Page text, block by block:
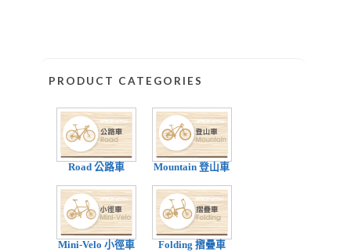
PRODUCT CATEGORIES
Road 公路車 Mountain 登山車
Mini-Velo 小徑車 Folding 摺疊車